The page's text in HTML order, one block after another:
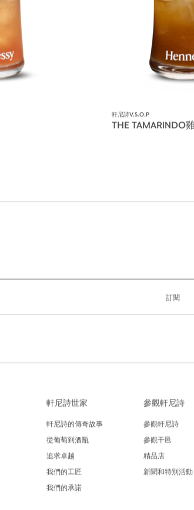
軒尼詩V.S.O.P
THE TAMARINDO
軒尼詩世家
軒尼詩的傳奇故事
從葡萄到酒瓶
追求卓越
我們的工匠
我們的承諾
參觀軒尼詩
參觀軒尼詩
參觀干邑
精品店
新聞和特別活動